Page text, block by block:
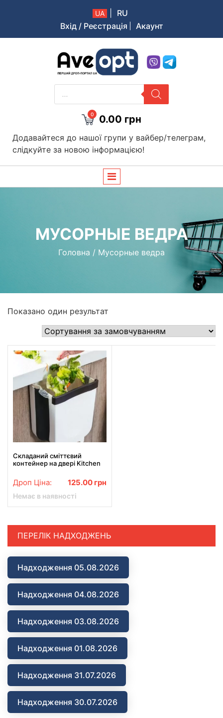
UA
RU
Вхід / Реєстрація
Акаунт
Aveopt – оптова дропшипінг платформа в Україні
PRODUCTS
SEARCH
0 0.00 грн
Додавайтеся до нашої групи у вайбер/телеграм,
слідкуйте за новою інформацією!
МУСОРНЫЕ ВЕДРА
Головна / Мусорные ведра
Показано один результат
Складаний сміттєвий
контейнер на двері Kitchen
розкладний
Дроп Ціна: 125.00 грн
Немає в наявності
ПЕРЕЛІК НАДХОДЖЕНЬ
Надходження 05.08.2026
Надходження 04.08.2026
Надходження 03.08.2026
Надходження 01.08.2026
Надходження 31.07.2026
Надходження 30.07.2026